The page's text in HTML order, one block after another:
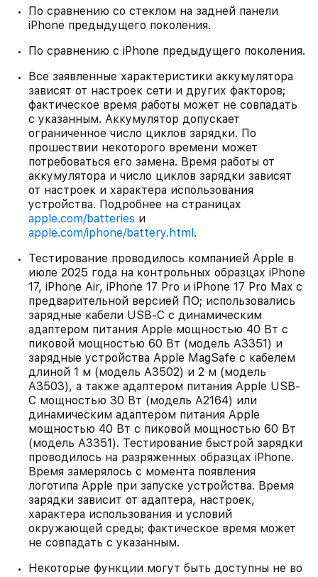
По сравнению со стеклом на задней панели
iPhone предыдущего поколения.
По сравнению с iPhone предыдущего поколения.
Все заявленные характеристики аккумулятора
зависят от настроек сети и других факторов;
фактическое время работы может не совпадать
с указанным. Аккумулятор допускает
ограниченное число циклов зарядки. По
прошествии некоторого времени может
потребоваться его замена. Время работы от
аккумулятора и число циклов зарядки зависят
от настроек и характера использования
устройства. Подробнее на страницах
apple.com/batteries и
apple.com/iphone/battery.html.
Тестирование проводилось компанией Apple в
июле 2025 года на контрольных образцах iPhone
17, iPhone Air, iPhone 17 Pro и iPhone 17 Pro Max с
предварительной версией ПО; использовались
зарядные кабели USB-C с динамическим
адаптером питания Apple мощностью 40 Вт с
пиковой мощностью 60 Вт (модель A3351) и
зарядные устройства Apple MagSafe с кабелем
длиной 1 м (модель A3502) и 2 м (модель
A3503), а также адаптером питания Apple USB-
C мощностью 30 Вт (модель A2164) или
динамическим адаптером питания Apple
мощностью 40 Вт с пиковой мощностью 60 Вт
(модель A3351). Тестирование быстрой зарядки
проводилось на разряженных образцах iPhone.
Время замерялось с момента появления
логотипа Apple при запуске устройства. Время
зарядки зависит от адаптера, настроек,
характера использования и условий
окружающей среды; фактическое время может
не совпадать с указанным.
Некоторые функции могут быть доступны не во